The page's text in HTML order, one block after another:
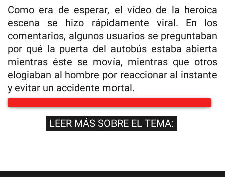
Como era de esperar, el vídeo de la heroica
escena se hizo rápidamente viral. En los
comentarios, algunos usuarios se preguntaban
por qué la puerta del autobús estaba abierta
mientras éste se movía, mientras que otros
elogiaban al hombre por reaccionar al instante
y evitar un accidente mortal.
LEER MÁS SOBRE EL TEMA: